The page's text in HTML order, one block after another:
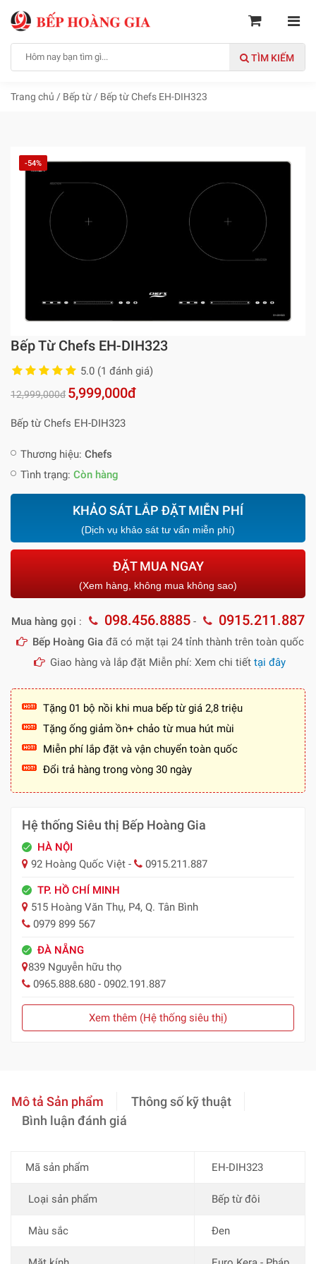
TÌM KIẾM
Trang chủ / Bếp từ / Bếp từ Chefs EH-DIH323
-54%
Bếp Từ Chefs EH-DIH323
5.0 (1 đánh giá)
12,999,000đ 5,999,000đ
Bếp từ Chefs EH-DIH323
Thương hiệu: Chefs
Tình trạng: Còn hàng
KHẢO SÁT LẮP ĐẶT MIỄN PHÍ
(Dịch vụ khảo sát tư vấn miễn phí)
ĐẶT MUA NGAY
(Xem hàng, không mua không sao)
Mua hàng gọi : 098.456.8885 - 0915.211.887
Bếp Hoàng Giađã có mặt tại 24 tỉnh thành trên toàn quốc
Giao hàng và lắp đặt Miễn phí: Xem chi tiết tại đây
Tặng 01 bộ nồi khi mua bếp từ giá 2,8 triệu
Tặng ống giảm ồn+ chảo từ mua hút mùi
Miễn phí lắp đặt và vận chuyển toàn quốc
Đổi trả hàng trong vòng 30 ngày
Hệ thống Siêu thị Bếp Hoàng Gia
HÀ NỘI
92 Hoàng Quốc Việt -
0915.211.887
TP. HỒ CHÍ MINH
515 Hoàng Văn Thụ, P4, Q. Tân Bình
0979 899 567
ĐÀ NẴNG
839 Nguyễn hữu thọ
0965.888.680 - 0902.191.887
Xem thêm (Hệ thống siêu thị)
Mô tả Sản phẩm
Thông số kỹ thuật
Bình luận đánh giá
Mã sản phẩm EH-DIH323
Loại sản phẩm Bếp từ đôi
Màu sắc Đen